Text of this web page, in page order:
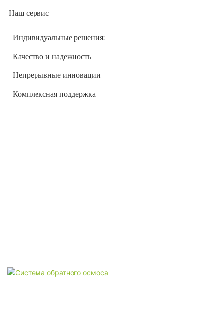
Наш сервис
Индивидуальные решения:
Качество и надежность
Непрерывные инновации
Комплексная поддержка